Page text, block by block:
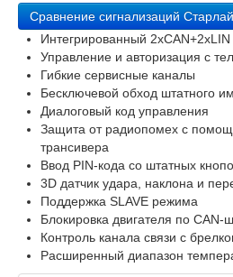
Сравнение сигнализаций
Интегрированный
Управление и авторизация с
Гибкие сервисные каналы
Бесключевой обход штатного
Диалоговый код управления
Защита от радиопомех с
трансивера
Ввод PIN-кода со штатных
3D датчик удара, наклона и
Поддержка SLAVE режима
Блокировка двигателя по CAN-
Контроль канала связи с
Расширенный диапазон